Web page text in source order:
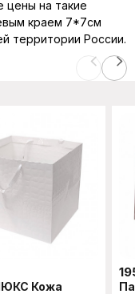
цены на такие
краем 7*7см
территории России.
Кожа